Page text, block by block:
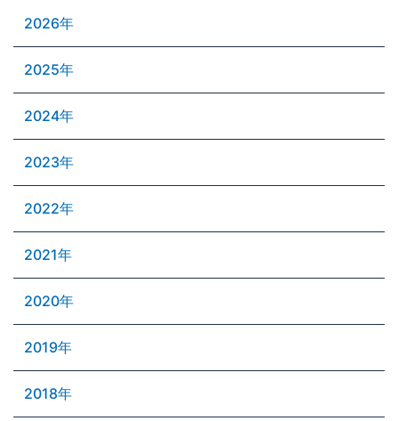
2026年
2025年
2024年
2023年
2022年
2021年
2020年
2019年
2018年